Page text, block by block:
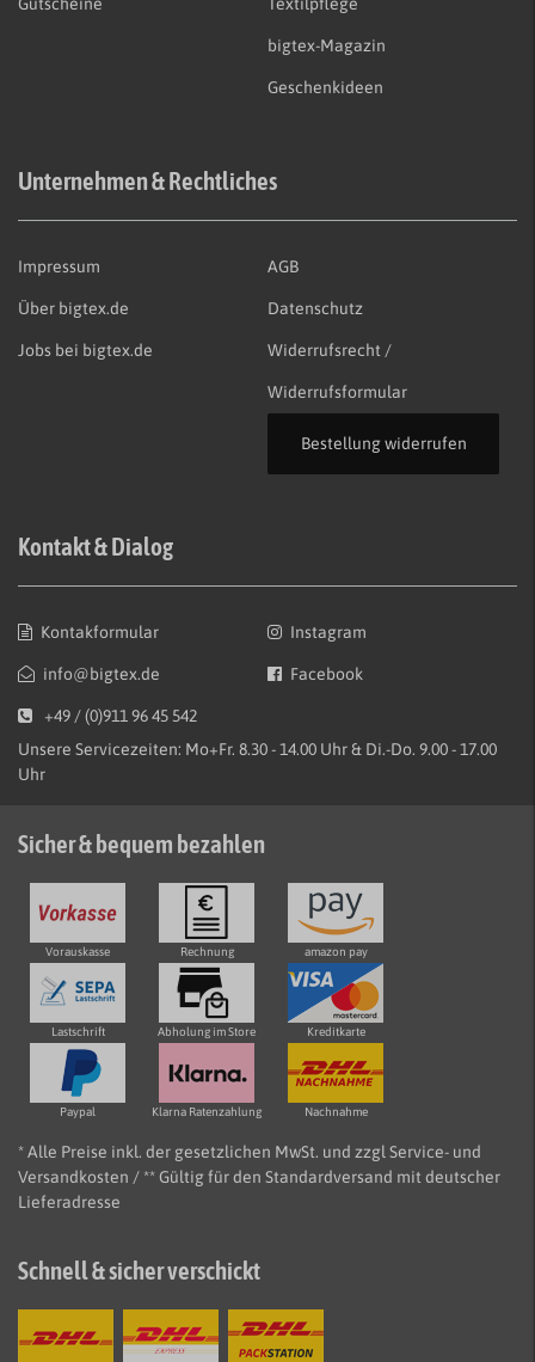
Gutscheine Textilpflege
bigtex-Magazin
Geschenkideen
Unternehmen & Rechtliches
Impressum
Über bigtex.de
Jobs bei bigtex.de
AGB
Datenschutz
Widerrufsrecht /
Widerrufsformular
Bestellung widerrufen
Kontakt & Dialog
Kontakformular
info@bigtex.de
Instagram
Facebook
+49 / (0)911 96 45 542
Unsere Servicezeiten: Mo+Fr. 8.30 - 14.00 Uhr & Di.-Do. 9.00 - 17.00
Uhr
Sicher & bequem bezahlen
Vorauskasse Rechnung amazon pay
Lastschrift Abholung im Store Kreditkarte
Paypal Klarna Ratenzahlung Nachnahme
* Alle Preise inkl. der gesetzlichen MwSt. und zzgl Service- und
Versandkosten / ** Gültig für den Standardversand mit deutscher
Lieferadresse
Schnell & sicher verschickt